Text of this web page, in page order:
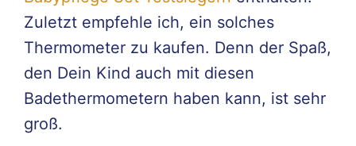
Zuletzt empfehle ich, ein solches
Thermometer zu kaufen. Denn der Spaß,
den Dein Kind auch mit diesen
Badethermometern haben kann, ist sehr
groß.